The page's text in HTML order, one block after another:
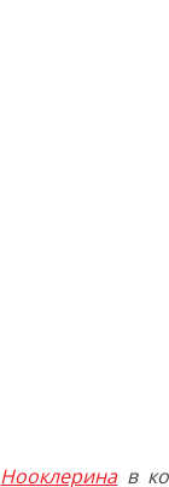
Нооклеринав